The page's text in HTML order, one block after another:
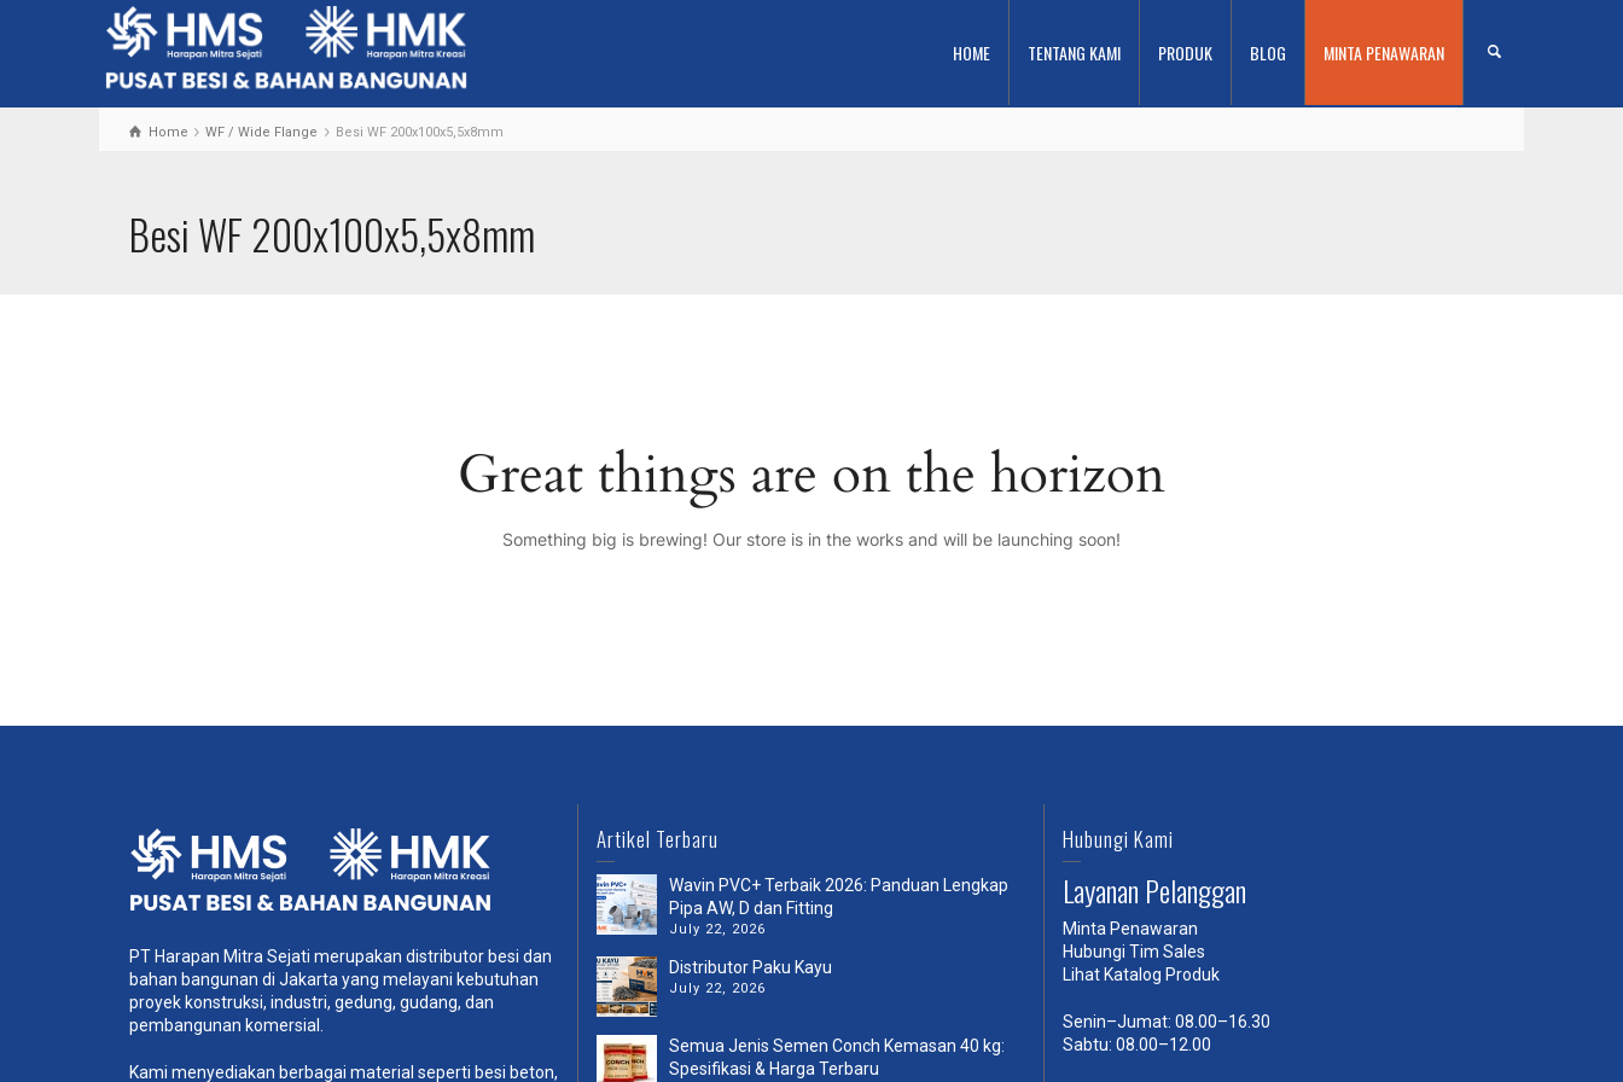
HOME TENTANG KAMI PRODUK BLOG MINTA PENAWARAN
Home WF / Wide Flange Besi WF 200x100x5,5x8mm
Besi WF 200x100x5,5x8mm
Great things are on the horizon
Something big is brewing! Our store is in the works and will be launching soon!
PT Harapan Mitra Sejati merupakan distributor besi dan
bahan bangunan di Jakarta yang melayani kebutuhan
proyek konstruksi, industri, gedung, gudang, dan
pembangunan komersial.
Kami menyediakan berbagai material seperti besi beton,
Artikel Terbaru
Wavin PVC+ Terbaik 2026: Panduan Lengkap
Pipa AW, D dan Fitting
July 22, 2026
Distributor Paku Kayu
July 22, 2026
Semua Jenis Semen Conch Kemasan 40 kg:
Spesifikasi & Harga Terbaru
Hubungi Kami
Layanan Pelanggan
Minta Penawaran
Hubungi Tim Sales
Lihat Katalog Produk
Senin–Jumat: 08.00–16.30
Sabtu: 08.00–12.00